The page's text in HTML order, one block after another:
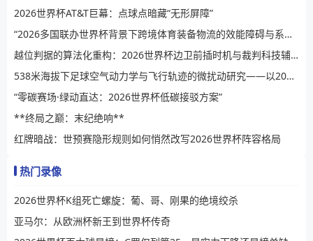
2026世界杯AT&T巨幕：点球点暗藏“无形屏障”
“2026多国联办世界杯背景下跨境体育装备物流的效能障碍与系统性提升路径”
越位判据的算法化重构：2026世界杯边卫前插时机与裁判科技辅助决策的演进逻辑
538米海拔下足球空气动力学与飞行轨迹的微扰动研究——以2026世界杯BBVA球场为例
“零碳赛场·绿动直达：2026世界杯低碳接驳方案”
**终局之巅：末纪绝响**
红牌暗战：世预赛隐形规则如何悄然改写2026世界杯阵容格局
热门录像
2026世界杯K组死亡螺旋：葡、哥、刚果的绝境绞杀
亚马尔：从欧洲杯新王到世界杯传奇